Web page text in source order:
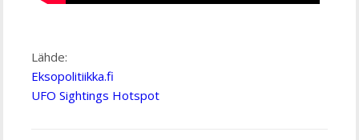
Lähde:
Eksopolitiikka.fi
UFO Sightings Hotspot